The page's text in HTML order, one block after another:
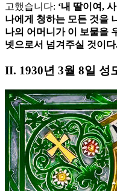
고했습니다: ‘내 딸이여,
나에게 청하는 모든 것을
나의 어머니가 이 보물을
넷으로서 넘겨주실 것이다
II. 1930년 3월 8일 성